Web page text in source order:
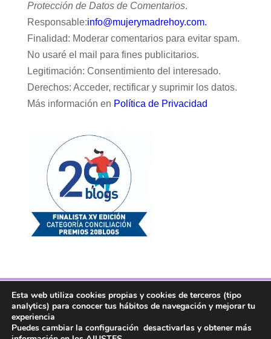
Protección de Datos de Comentarios.
Responsable:info@mujerymadrehoy.com.
Finalidad: Moderar comentarios para evitar spam.
No usaré el mail para fines publicitarios.
Legitimación: Consentimiento del interesado.
Derechos: Acceder, rectificar y suprimir los datos.
Más información en Política de Privacidad
Facebook Twitter Telegram
RSS
Instagram
Linkedin
Esta web utiliza cookies propias y cookies de terceros (tipo
analytics) para conocer tus hábitos de navegación y mejorar tu
experiencia
Puedes cambiar la configuración desactivarlas y obtener más